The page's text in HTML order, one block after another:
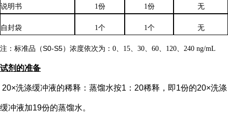
说明书 1份 1份 无
自封袋 1个 1个 无
注：标准品（S0-S5）浓度依次为： 0、15、30、60、120、240 ng/mL
试剂的准备
20×洗涤缓冲液的稀释：蒸馏水按1：20稀释，即1份的20×洗涤
缓冲液加19份的蒸馏水。